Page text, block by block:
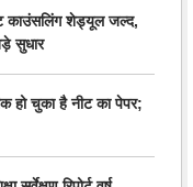
शेड्यूल जल्द,
सुधार
हो चुका है नीट का पेपर;